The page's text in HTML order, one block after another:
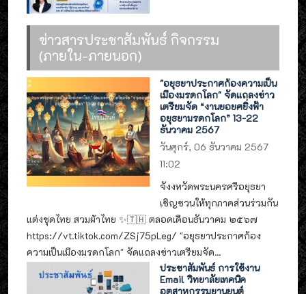
ข่าวสารประชาสัมพันธ์ กิจกรรม
(ภายใน-ภายนอก)
"อยุธยาประกาศก้องความเป็น
เมืองมรดกโลก" จัดแถลงข่าว
เตรียมจัด “งานยอยศยิ่งฟ้า
อยุธยามรดกโลก” 13-22
ธันวาคม 2567
วันศุกร์, 06 ธันวาคม 2567
11:02
จังงหวัดพระนครศรีอยุธยา
เชิญชวนให้ทุกภาคส่วนร่วมกัน
แต่งชุดไทย สวมผ้าไทย ✨🇹🇭 ตลอดเดือนธันวาคม ๒๕๖๗
https://vt.tiktok.com/ZSj75pLeg/ "อยุธยาประกาศก้อง
ความเป็นเมืองมรดกโลก" จัดแถลงข่าวเตรียมจัด...
ประชาสัมพันธ์ การใช้งาน
Email วิทยาลัยเทคนิค
อุตสาหกรรมยานยนต์